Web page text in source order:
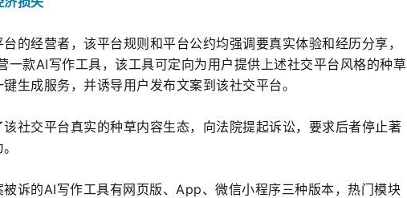
的经营者，该平台规则和平台公约均强调要真实体验和经历分享，
一款AI写作工具，该工具可定向为用户提供上述社交平台风格的种草
生成服务，并诱导用户发布文案到该社交平台。
社交平台真实的种草内容生态，向法院提起诉讼，要求后者停止著
被诉的AI写作工具有网页版、App、微信小程序三种版本，热门模块